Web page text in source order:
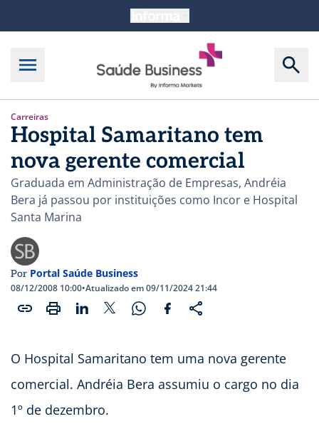
Carreiras
Hospital Samaritano tem
nova gerente comercial
Graduada em Administração de Empresas, Andréia
Bera já passou por instituições como Incor e Hospital
Santa Marina
Por Portal Saúde Business
08/12/2008 10:00•Atualizado em 09/11/2024 21:44
O Hospital Samaritano tem uma nova gerente
comercial. Andréia Bera assumiu o cargo no dia
1º de dezembro.